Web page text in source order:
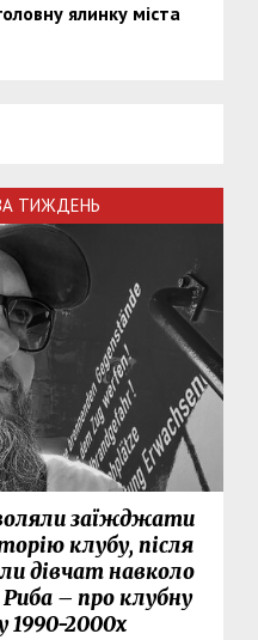
ялинку міста
ТИЖДЕНЬ
заїжджати
клубу, після
дівчат навколо
– про клубну
1990-2000х